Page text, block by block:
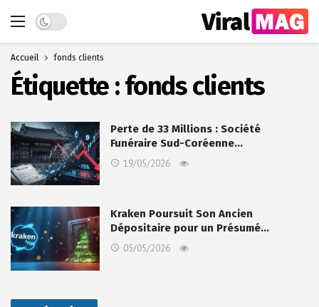
Dark mode
Accueil fonds clients
Étiquette :fonds clients
Perte de 33 Millions : Société
Funéraire Sud-Coréenne…
19/05/2026
Kraken Poursuit Son Ancien
Dépositaire pour un Présumé…
05/05/2026